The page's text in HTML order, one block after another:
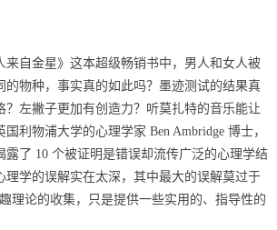
来自金星》这本超级畅销书中，男人和女人被
的物种，事实真的如此吗？墨迹测试的结果真
？左撇子更加有创造力？听莫扎特的音乐能让
利物浦大学的心理学家 Ben Ambridge 博士，
露了 10 个被证明是错误却流传广泛的心理学结
理学的误解实在太深，其中最大的误解莫过于
理论的收集，只是提供一些实用的、指导性的